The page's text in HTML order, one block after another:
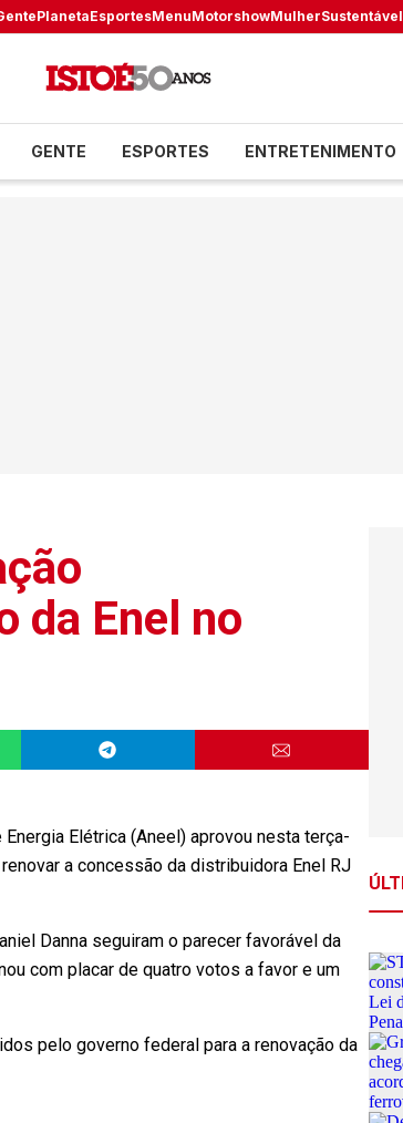
PlanetaEsportesMenuMotorshowMulherSustentável
GENTE ESPORTES ENTRETENIMENTO
da Enel no
Elétrica (Aneel) aprovou nesta terça-
a concessão da distribuidora Enel RJ
Danna seguiram o parecer favorável da
com placar de quatro votos a favor e um
pelo governo federal para a renovação da